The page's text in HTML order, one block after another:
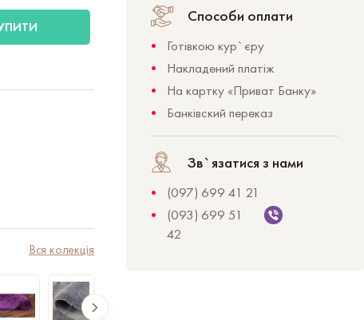
Вся колекція
Способи оплати
Готівкою кур`єру
Накладений платіж
На картку «Приват Банку»
Банківский переказ
Зв`язатися з нами
(097) 699 41 21
(093) 699 51
42